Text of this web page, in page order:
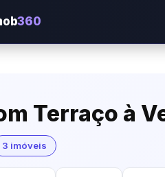
360
Terraço à
3 imóveis